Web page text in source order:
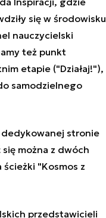
się w środowisku
nauczycielski
też punkt
etapie ("Działaj!"),
samodzielnego
dedykowanej stronie
można z dwóch
ścieżki "Kosmos z
przedstawicieli